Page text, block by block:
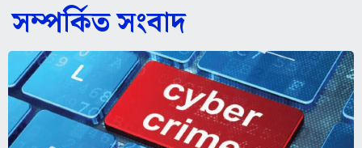
সম্পর্কিত সংবাদ